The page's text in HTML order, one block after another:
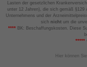
Lasten der gesetzlichen
unter 12 Jahren), die sich gemäß §129
Unternehmens und der
sich nicht um die
****BK: Beschaffungskosten. Diese
*****
Hier können